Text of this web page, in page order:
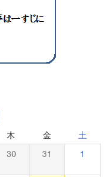
木 金 土
30 31 1